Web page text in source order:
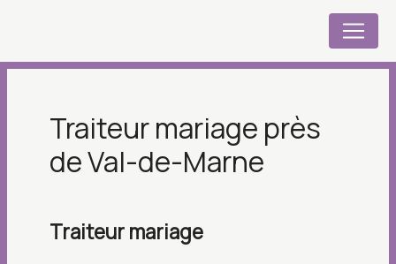
traiteur mariage près
de Val-de-Marne
traiteur mariage